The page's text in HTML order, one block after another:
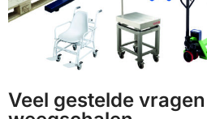
Veel gestelde